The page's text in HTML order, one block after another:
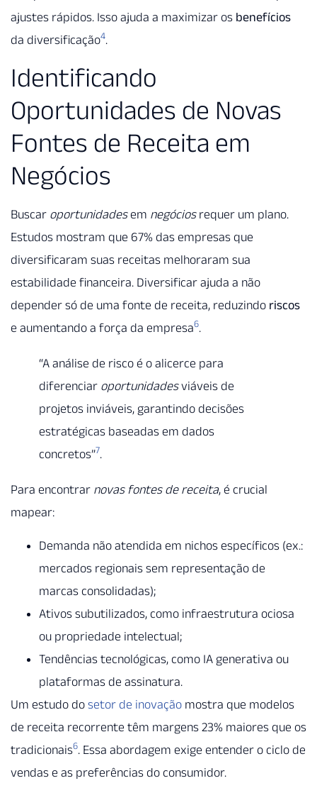
ajustes rápidos. Isso ajuda a maximizar os benefícios
da diversificação4.
Identificando
Oportunidades de Novas
Fontes de Receita em
Negócios
Buscar oportunidadesem negóciosrequer um plano.
Estudos mostram que 67% das empresas que
diversificaram suas receitas melhoraram sua
estabilidade financeira. Diversificar ajuda a não
depender só de uma fonte de receita, reduzindo riscos
e aumentando a força da empresa6.
“A análise de risco é o alicerce para
diferenciar oportunidadesviáveis de
projetos inviáveis, garantindo decisões
estratégicas baseadas em dados
concretos”7.
Para encontrar novas fontes de receita, é crucial
mapear:
Demanda não atendida em nichos específicos (ex.:
mercados regionais sem representação de
marcas consolidadas);
Ativos subutilizados, como infraestrutura ociosa
ou propriedade intelectual;
Tendências tecnológicas, como IA generativa ou
plataformas de assinatura.
Um estudo do setor de inovação mostra que modelos
de receita recorrente têm margens 23% maiores que os
tradicionais6. Essa abordagem exige entender o ciclo de
vendas e as preferências do consumidor.